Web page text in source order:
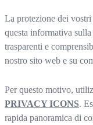
La protezione dei
questa informativa
trasparenti e
nostro sito web e su
Per questo motivo,
PRIVACY ICONS.
rapida panoramica di